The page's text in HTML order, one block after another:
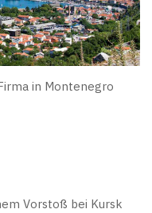
in Montenegro
Vorstoß bei Kursk